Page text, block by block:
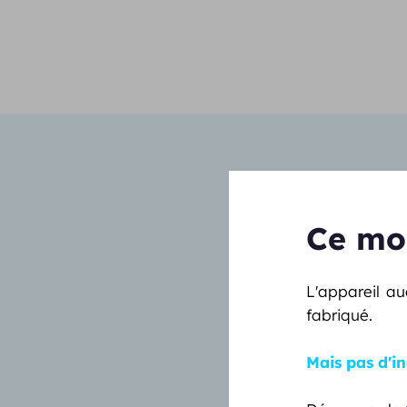
Ce
L'appareil
fabriqué.
Mais pas